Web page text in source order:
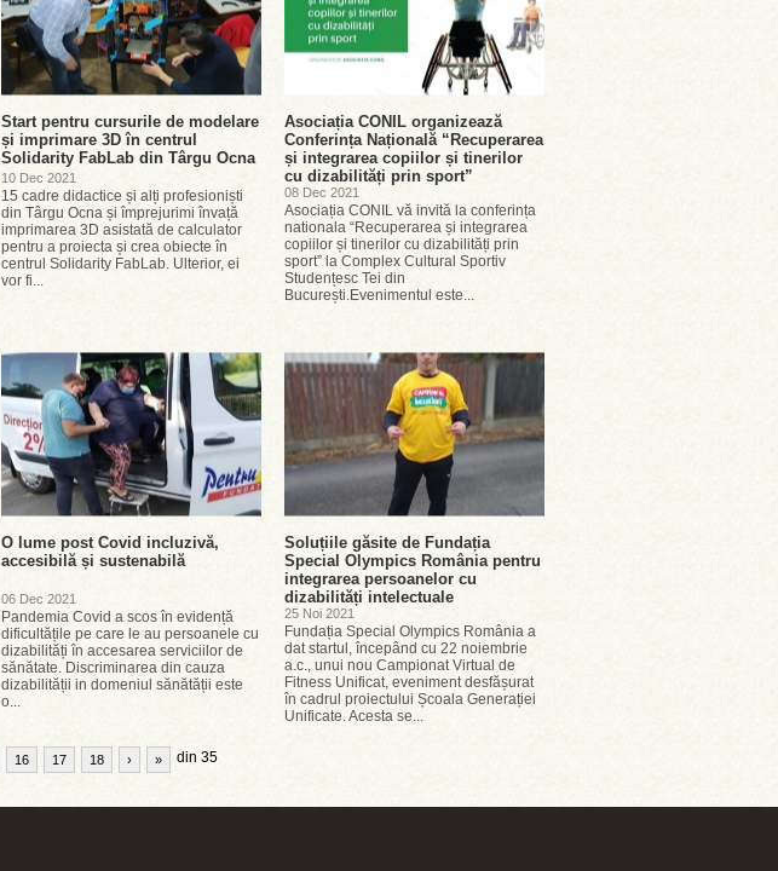
Start pentru cursurile de modelare
și imprimare 3D în centrul
Solidarity FabLab din Târgu Ocna
10 Dec 2021
15 cadre didactice și alți profesioniști
din Târgu Ocna și împrejurimi învață
imprimarea 3D asistată de calculator
pentru a proiecta și crea obiecte în
centrul Solidarity FabLab. Ulterior, ei
vor fi...
Asociația CONIL organizează
Conferința Națională “Recuperarea
și integrarea copiilor și tinerilor
cu dizabilități prin sport”
08 Dec 2021
Asociația CONIL vă invită la conferința
nationala “Recuperarea și integrarea
copiilor și tinerilor cu dizabilități prin
sport” la Complex Cultural Sportiv
Studențesc Tei din
București.Evenimentul este...
O lume post Covid incluzivă,
accesibilă și sustenabilă
06 Dec 2021
Pandemia Covid a scos în evidență
dificultățile pe care le au persoanele cu
dizabilități în accesarea serviciilor de
sănătate. Discriminarea din cauza
dizabilității in domeniul sănătății este
o...
Soluțiile găsite de Fundația
Special Olympics România pentru
integrarea persoanelor cu
dizabilități intelectuale
25 Noi 2021
Fundația Special Olympics România a
dat startul, începând cu 22 noiembrie
a.c., unui nou Campionat Virtual de
Fitness Unificat, eveniment desfășurat
în cadrul proiectului Școala Generației
Unificate. Acesta se...
16 17 18 din 35
› »